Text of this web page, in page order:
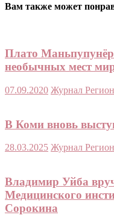
Вам также может
Плато
необычных мест
07.09.2020 Журнал Регион
В Коми вновь
28.03.2025 Журнал Регион
Владимир Уйба
Медицинского
Сорокина